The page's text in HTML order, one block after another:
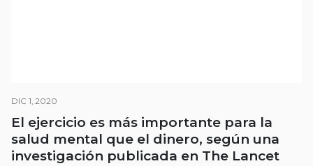
DIC 1, 2020
El ejercicio es más importante para la
salud mental que el dinero, según una
investigación publicada en The Lancet